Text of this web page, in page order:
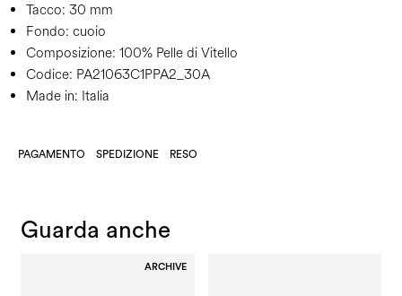
Tacco: 30 mm
Fondo: cuoio
Composizione: 100% Pelle di Vitello
Codice: PA21063C1PPA2_30A
Made in: Italia
PAGAMENTO SPEDIZIONE RESO
Guarda anche
ARCHIVE